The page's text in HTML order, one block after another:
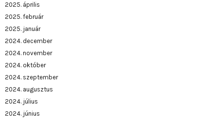
2025. április
2025. február
2025. január
2024. december
2024. november
2024. október
2024. szeptember
2024. augusztus
2024. július
2024. június